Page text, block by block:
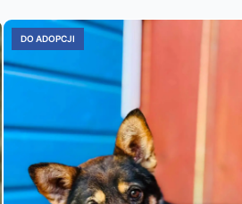
DO ADOPCJI